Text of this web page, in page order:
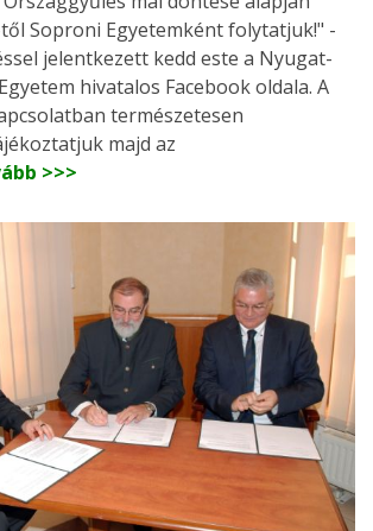
Soproni Egyetemként folytatjuk!" -
jelentkezett kedd este a Nyugat-
hivatalos Facebook oldala. A
természetesen
majd az
>>>